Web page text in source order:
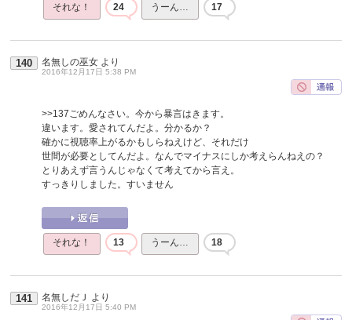
それな！ 24 うーん… 17
140 名無しの巫女 より
2016年12月17日 5:38 PM
>>137ごめんなさい。今から暴言はきます。
違います。愛されてんだよ。分かるか？
確かに視聴率上がるかもしらねえけど、それだけ
世間が必要としてんだよ。なんでマイナスにしか考えらんねえの？
とりあえず言うんじゃなくて考えてから言え。
すっきりしました。すいません
それな！ 13 うーん… 18
141 名無しだＪ より
2016年12月17日 5:40 PM